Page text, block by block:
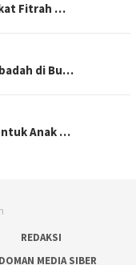
Fitrah …
di Bu…
Anak …
REDAKSI
MEDIA SIBER